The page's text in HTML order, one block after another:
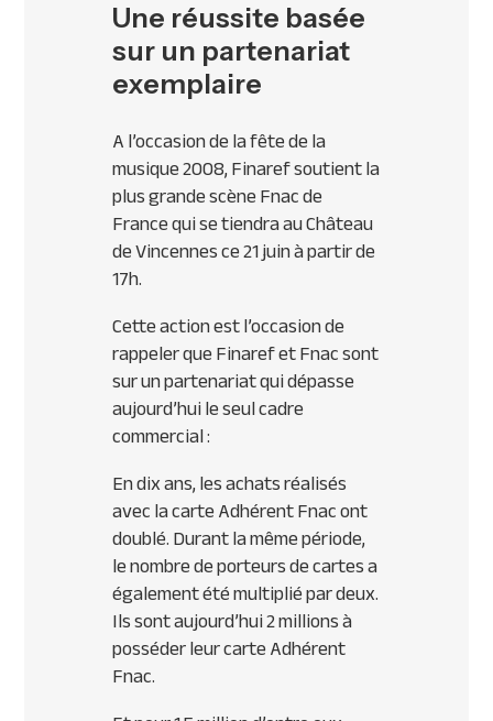
Une réussite basée
sur un partenariat
exemplaire
A l’occasion de la fête de la
musique 2008, Finaref soutient la
plus grande scène Fnac de
France qui se tiendra au Château
de Vincennes ce 21 juin à partir de
17h.
Cette action est l’occasion de
rappeler que Finaref et Fnac sont
sur un partenariat qui dépasse
aujourd’hui le seul cadre
commercial :
En dix ans, les achats réalisés
avec la carte Adhérent Fnac ont
doublé. Durant la même période,
le nombre de porteurs de cartes a
également été multiplié par deux.
Ils sont aujourd’hui 2 millions à
posséder leur carte Adhérent
Fnac.